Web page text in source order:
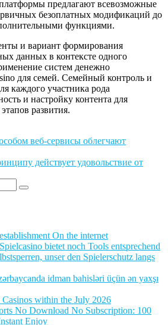
предлагают всевозможные
безоплатных модификаций до
функциями.
и вариант формирования
данных в контексте одного
систем денежно
для семей. Семейный контроль и
каждого участника рода
и настройку контента для
развития.
веб-сервисы облегчают
действует удовольствие от
On the internet
bietet noch Tools entsprechend
unser den Spielerschutz langs
idman bahisləri üçün ən yaxşı
within the July 2026
No Download No Subscription: 100
Enjoy